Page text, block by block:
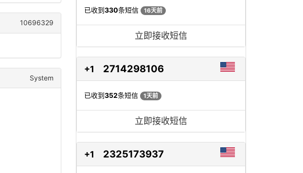
10696329
System
已收到330条短信 16天前
立即接收短信
+1 2714298106
已收到352条短信 1天前
立即接收短信
+1 2325173937